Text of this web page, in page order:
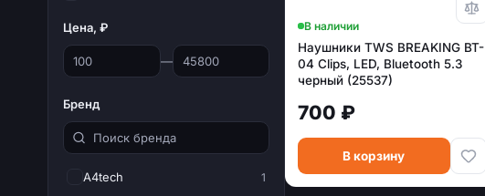
Цена, ₽
—
Бренд
A4tech 1
В наличии
Наушники TWS BREAKING BT-
04 Clips, LED, Bluetooth 5.3
черный (25537)
700 ₽
В корзину